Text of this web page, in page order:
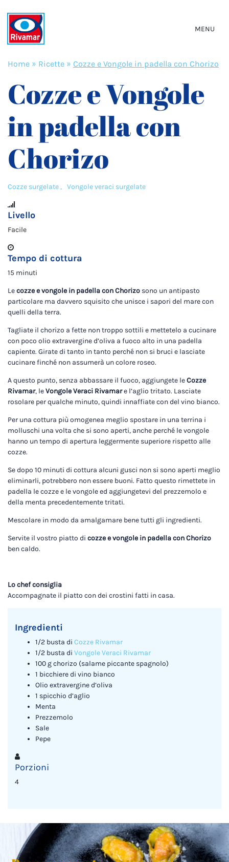
MENU
Home » Ricette » Cozze e Vongole in padella con Chorizo
Cozze e Vongole
in padella con
Chorizo
Cozze surgelate , Vongole veraci surgelate
Livello
Facile
Tempo di cottura
15 minuti
Lecozze e vongole in padella con Chorizo sono un antipasto
particolare ma davvero squisito che unisce i sapori del mare con
quelli della terra.
Tagliate il chorizo a fette non troppo sottili e mettetelo a cucinare
con poco olio extravergine d’oliva a fuoco alto in una padella
capiente. Girate di tanto in tanto perché non si bruci e lasciate
cucinare finché non assumerà un colore roseo.
A questo punto, senza abbassare il fuoco, aggiungete leCozze
Rivamar, leVongole Veraci Rivamare l’aglio tritato. Lasciate
rosolare per qualche minuto, quindi innaffiate con del vino bianco.
Per una cottura più omogenea meglio spostare in una terrina i
molluschi una volta che si sono aperti, anche perché le vongole
hanno un tempo di apertura leggermente superiore rispetto alle
cozze.
Se dopo 10 minuti di cottura alcuni gusci non si sono aperti meglio
eliminarli, potrebbero non essere buoni. Fatto questo rimettete in
padella le cozze e le vongole ed aggiungetevi del prezzemolo e
della menta precedentemente tritati.
Mescolare in modo da amalgamare bene tutti gli ingredienti.
Servite il vostro piatto di cozze e vongole in padella con Chorizo
ben caldo.
Lo chef consiglia
Accompagnate il piatto con dei crostini fatti in casa.
Ingredienti
1/2 busta di Cozze Rivamar
1/2 busta di Vongole Veraci Rivamar
100 g chorizo (salame piccante spagnolo)
1 bicchiere di vino bianco
Olio extravergine d’oliva
1 spicchio d’aglio
Menta
Prezzemolo
Sale
Pepe
Porzioni
4